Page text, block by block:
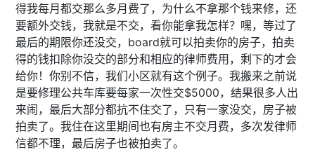
得我每月都交那么多月费了，为什么不拿那个钱来修，还
要额外交钱，我就是不交，看你能拿我怎样？嘿，等过了
最后的期限你还没交，board就可以拍卖你的房子，拍卖
得的钱扣除你没交的部分和相应的律师费用，剩下的才会
给你！你别不信，我们小区就有这个例子。我搬来之前说
是要修理公共车库要每家一次性交$5000，结果很多人出
来闹，最后大部分都抗不住交了，只有一家没交，房子被
拍卖了。我住在这里期间也有房主不交月费，多次发律师
信都不理，最后房子也被拍卖了。